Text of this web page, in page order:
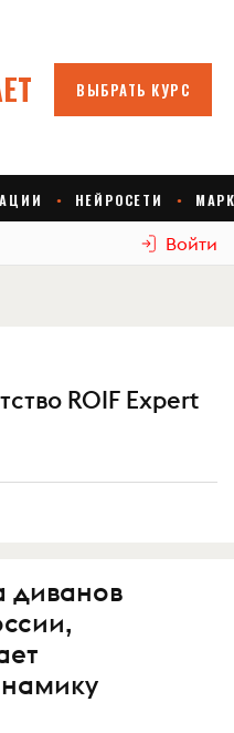
Войти
ROIF Expert
диванов